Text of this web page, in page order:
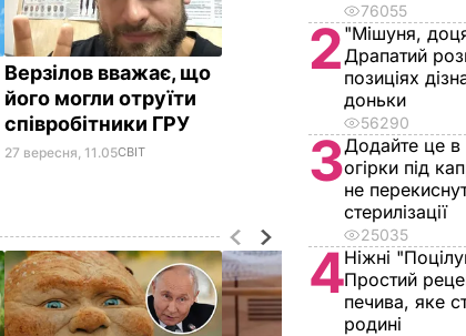
Верзілов вважає, що
його могли отруїти
співробітники ГРУ
27 вересня, 11.05СВІТ
76055
2 "Мішуня,
Драпатий
позиціях
доньки
56290
3Додайте це
огірки під
не
стерилізації
25035
4Ніжні
Простий
печива, яке
родині